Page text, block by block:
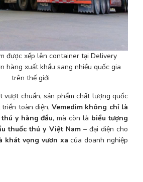
được xếp lên container tại Delivery
hàng xuất khẩu sang nhiều quốc gia
trên thế giới
vượt chuẩn, sản phẩm chất lượng quốc
triển toàn diện, Vemedim không chỉ là
y hàng đầu, mà còn là biểu tượng
thuốc thú y Việt Nam
khát vọng vươn xa của doanh nghiệp